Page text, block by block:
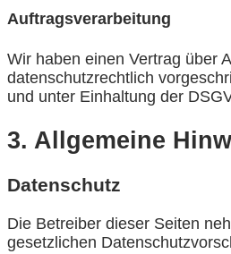
Auftragsverarbeitung
Wir haben einen Vertrag über
datenschutzrechtlich
und unter Einhaltung der
3. Allgemeine
Datenschutz
Die Betreiber dieser Seiten
gesetzlichen